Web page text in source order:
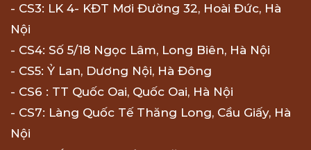
- CS3: LK 4- KĐT Mơi Đường 32, Hoài Đức, Hà
Nội
- CS4: Số 5/18 Ngọc Lâm, Long Biên, Hà Nội
- CS5: Ỷ Lan, Dương Nội, Hà Đông
- CS6 : TT Quốc Oai, Quốc Oai, Hà Nội
- CS7: Làng Quốc Tế Thăng Long, Cầu Giấy, Hà
Nội